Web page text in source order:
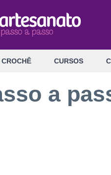
CROCHÊ CURSOS
a